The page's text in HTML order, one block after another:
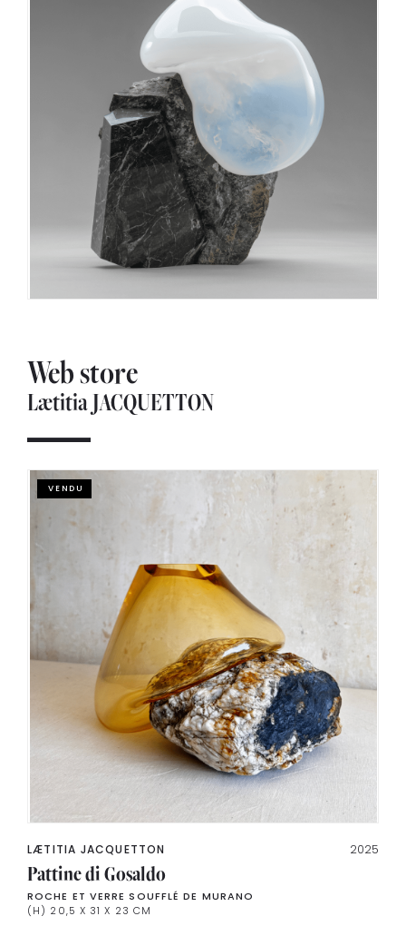
Web store
Lætitia JACQUETTON
VENDU
2025
LÆTITIA JACQUETTON
Pattine di Gosaldo
ROCHE ET VERRE SOUFFLÉ DE MURANO
(H) 20,5 X 31 X 23 CM